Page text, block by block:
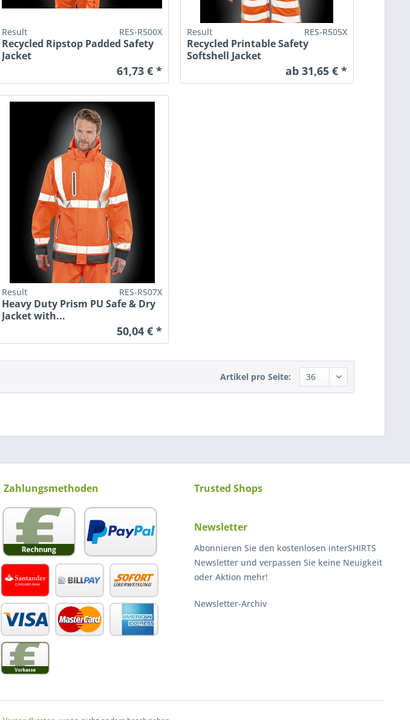
Result RES-R500X
Recycled Ripstop Padded Safety
Jacket
61,73 € *
Result RES-R505X
Recycled Printable Safety
Softshell Jacket
ab 31,65 € *
Result RES-R507X
Heavy Duty Prism PU Safe & Dry
Jacket with...
50,04 € *
Artikel pro Seite:
Zahlungsmethoden Trusted Shops
Newsletter
Abonnieren Sie den kostenlosen interSHIRTS
Newsletter und verpassen Sie keine Neuigkeit
oder Aktion mehr!
Newsletter-Archiv